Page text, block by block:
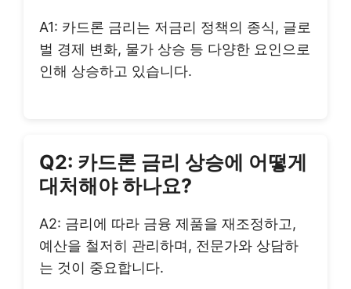
A1: 카드론 금리는 저금리 정책의 종식, 글로
벌 경제 변화, 물가 상승 등 다양한 요인으로
인해 상승하고 있습니다.
Q2: 카드론 금리 상승에 어떻게
대처해야 하나요?
A2: 금리에 따라 금융 제품을 재조정하고,
예산을 철저히 관리하며, 전문가와 상담하
는 것이 중요합니다.